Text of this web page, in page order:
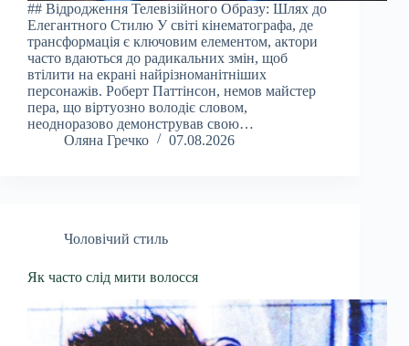
## Відродження Телевізійного Образу: Шлях до
Елегантного Стилю У світі кінематографа, де
трансформація є ключовим елементом, актори
часто вдаються до радикальних змін, щоб
втілити на екрані найрізноманітніших
персонажів. Роберт Паттінсон, немов майстер
пера, що віртуозно володіє словом,
неодноразово демонстрував свою…
Оляна Гречко
07.08.2026
Чоловічий стиль
Як часто слід мити волосся